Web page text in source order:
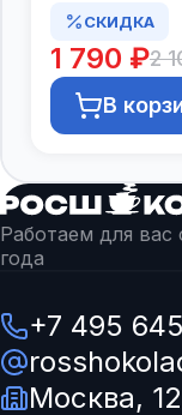
СКИДКА
1 790 ₽2
В
Работаем для вас
года
+7 495
Москва,